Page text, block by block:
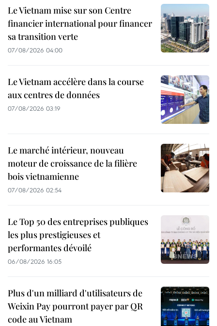
Le Vietnam mise sur son Centre
financier international pour financer
sa transition verte
07/08/2026 04:00
Le Vietnam accélère dans la course
aux centres de données
07/08/2026 03:19
Le marché intérieur, nouveau
moteur de croissance de la filière
bois vietnamienne
07/08/2026 02:54
Le Top 50 des entreprises publiques
les plus prestigieuses et
performantes dévoilé
06/08/2026 16:05
Plus d'un milliard d'utilisateurs de
Weixin Pay pourront payer par QR
code au Vietnam